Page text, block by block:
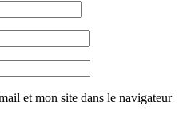
et mon site dans le navigateur